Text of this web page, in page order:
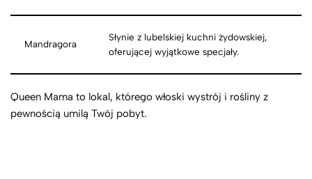
Mandragora
Słynie z lubelskiej kuchni żydowskiej,
oferującej wyjątkowe specjały.
Queen Mama to lokal, którego włoski wystrój i rośliny z
pewnością umilą Twój pobyt.